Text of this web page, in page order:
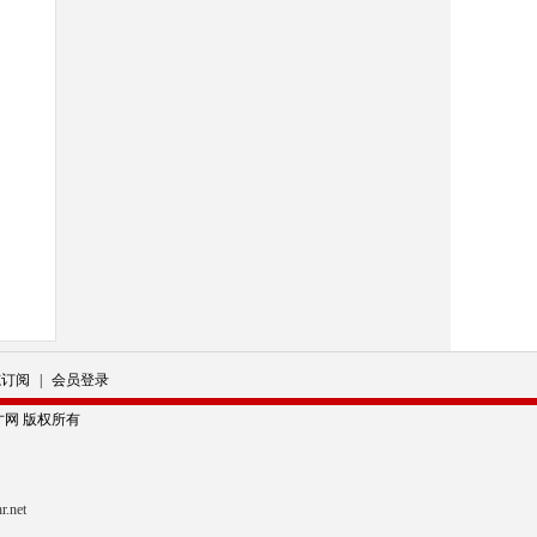
阅 会员登录
网 版权所有